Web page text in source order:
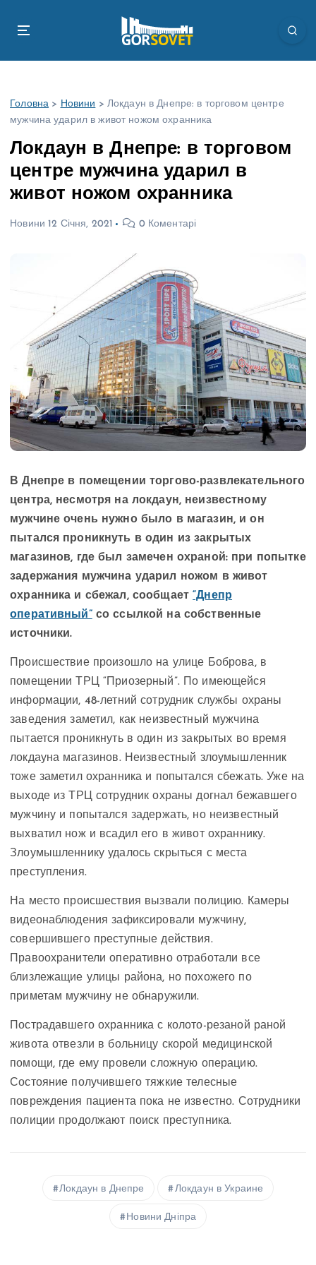
Головна > Новини > Локдаун в Днепре: в торговом центре
мужчина ударил в живот ножом охранника
Локдаун в Днепре: в торговом
центре мужчина ударил в
живот ножом охранника
Новини 12 Січня, 2021 0 Коментарі
В Днепре в помещении торгово-развлекательного
центра, несмотря на локдаун, неизвестному
мужчине очень нужно было в магазин, и он
пытался проникнуть в один из закрытых
магазинов, где был замечен охраной: при попытке
задержания мужчина ударил ножом в живот
охранника и сбежал, сообщает“Днепр
оперативный”со ссылкой на собственные
источники.
Происшествие произошло на улице Боброва, в
помещении ТРЦ “Приозерный”. По имеющейся
информации, 48-летний сотрудник службы охраны
заведения заметил, как неизвестный мужчина
пытается проникнуть в один из закрытых во время
локдауна магазинов. Неизвестный злоумышленник
тоже заметил охранника и попытался сбежать. Уже на
выходе из ТРЦ сотрудник охраны догнал бежавшего
мужчину и попытался задержать, но неизвестный
выхватил нож и всадил его в живот охраннику.
Злоумышленнику удалось скрыться с места
преступления.
На место происшествия вызвали полицию. Камеры
видеонаблюдения зафиксировали мужчину,
совершившего преступные действия.
Правоохранители оперативно отработали все
близлежащие улицы района, но похожего по
приметам мужчину не обнаружили.
Пострадавшего охранника с колото-резаной раной
живота отвезли в больницу скорой медицинской
помощи, где ему провели сложную операцию.
Состояние получившего тяжкие телесные
повреждения пациента пока не известно. Сотрудники
полиции продолжают поиск преступника.
Локдаун в Днепре Локдаун в Украине
Новини Дніпра